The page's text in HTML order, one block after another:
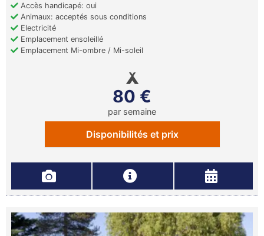
Accès handicapé: oui
Animaux: acceptés sous conditions
Electricité
Emplacement ensoleillé
Emplacement Mi-ombre / Mi-soleil
80 €
par semaine
Disponibilités et prix